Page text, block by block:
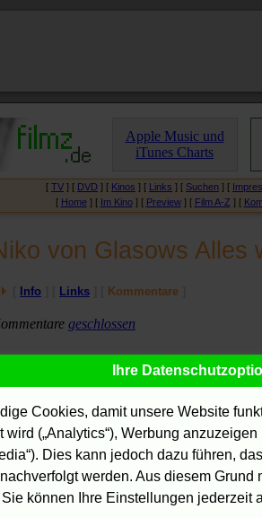
Apple Music und
iTunes Charts
[ TV ] [ DVD ] [ Kinos ] [ Links ] [ Suchen ] [
[ Home] [ Im Kino] [ Preview] [ Film A-Z ] [
von Glasows Alles
Info Links Kommentare
geschlossen
Ihre
Cookies, damit unsere Website
(„Analytics“), Werbung
Dies kann jedoch dazu führen,
werden. Aus diesem
können Ihre Einstellungen jederzeit